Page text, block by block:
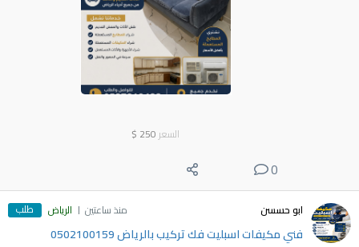
السعر 250
$
0
ابو حسسن منذ ساعتين الرياض طلب
فني مكيفات اسبليت فك تركيب بالرياض 0502100159